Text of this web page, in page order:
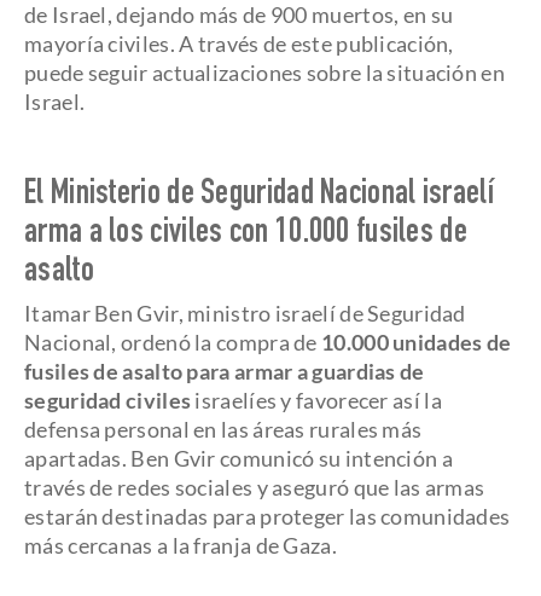
de Israel, dejando más de 900 muertos, en su
mayoría civiles. A través de este publicación,
puede seguir actualizaciones sobre la situación en
Israel.
El Ministerio de Seguridad Nacional israelí
arma a los civiles con 10.000 fusiles de
asalto
Itamar Ben Gvir, ministro israelí de Seguridad
Nacional, ordenó la compra de 10.000 unidades de
fusiles de asalto para armar a guardias de
seguridad civilesisraelíes y favorecer así la
defensa personal en las áreas rurales más
apartadas. Ben Gvir comunicó su intención a
través de redes sociales y aseguró que las armas
estarán destinadas para proteger las comunidades
más cercanas a la franja de Gaza.